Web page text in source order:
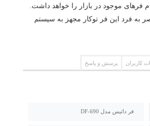
فرهای موجود در بازار را خواهد داشت.
به فرد این فر توکار مجهز به سیستم
کاربران پرسش و پاسخ
فر داتیس مدل DF-690